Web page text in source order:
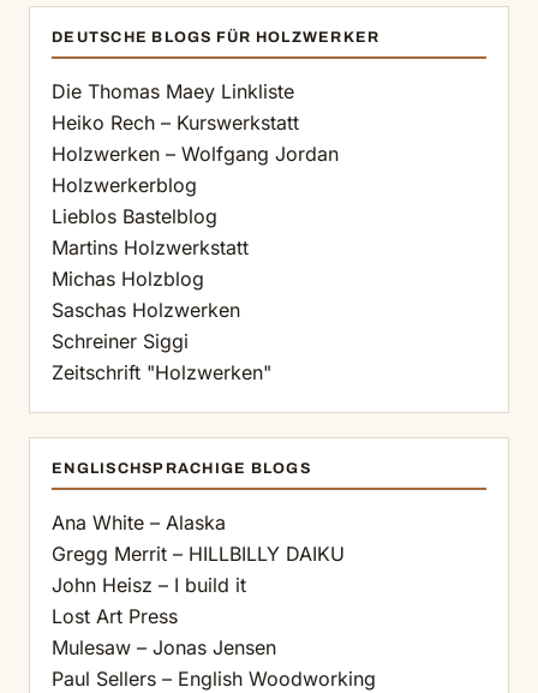
DEUTSCHE BLOGS FÜR HOLZWERKER
Die Thomas Maey Linkliste
Heiko Rech – Kurswerkstatt
Holzwerken – Wolfgang Jordan
Holzwerkerblog
Lieblos Bastelblog
Martins Holzwerkstatt
Michas Holzblog
Saschas Holzwerken
Schreiner Siggi
Zeitschrift "Holzwerken"
ENGLISCHSPRACHIGE BLOGS
Ana White – Alaska
Gregg Merrit – HILLBILLY DAIKU
John Heisz – I build it
Lost Art Press
Mulesaw – Jonas Jensen
Paul Sellers – English Woodworking